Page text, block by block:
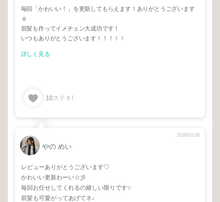
毎回「かわいい！」を更新してもらえます！ありがとうございます
☺️
前髪も作ってイメチェン大成功です！
いつもありがとうございます！！！！！
詳しく見る
10ステキ!
やの めい
2026/01/30
レビューありがとうございます♡
かわいい更新わーい☆彡
毎回お任せしてくれるの嬉しい限りです✨
前髪も可愛がってあげてネ♩